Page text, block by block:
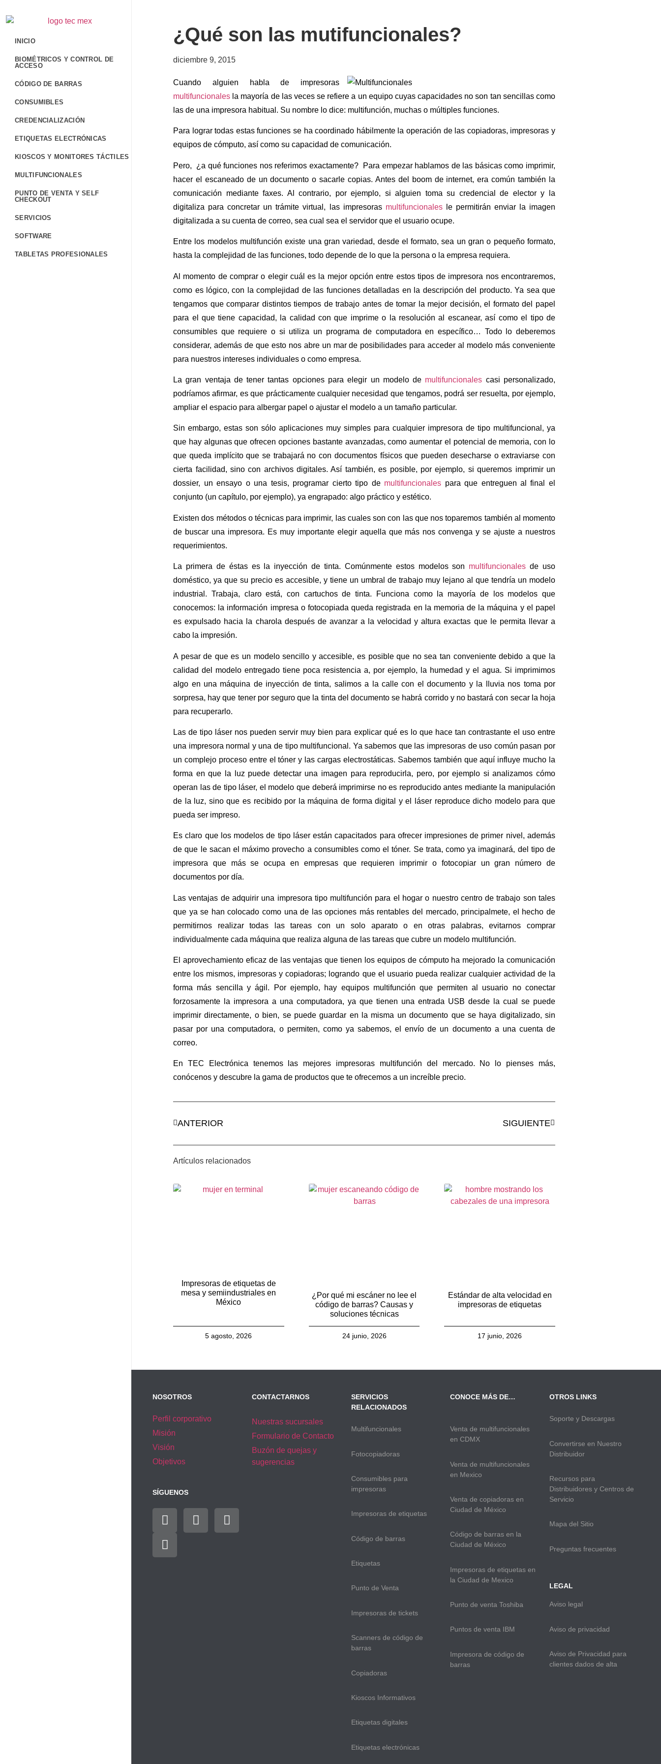
INICIO
BIOMÉTRICOS Y CONTROL DE
ACCESO
CÓDIGO DE BARRAS
CONSUMIBLES
CREDENCIALIZACIÓN
ETIQUETAS ELECTRÓNICAS
KIOSCOS Y MONITORES TÁCTILES
MULTIFUNCIONALES
PUNTO DE VENTA Y SELF
CHECKOUT
SERVICIOS
SOFTWARE
TABLETAS PROFESIONALES
¿Qué son las mutifuncionales?
diciembre 9, 2015
Cuando alguien habla de impresoras
multifuncionales la mayoría de las veces se refiere a un equipo cuyas capacidades no son tan sencillas como
las de una impresora habitual. Su nombre lo dice: multifunción, muchas o múltiples funciones.
Para lograr todas estas funciones se ha coordinado hábilmente la operación de las copiadoras, impresoras y
equipos de cómputo, así como su capacidad de comunicación.
Pero, ¿a qué funciones nos referimos exactamente? Para empezar hablamos de las básicas como imprimir,
hacer el escaneado de un documento o sacarle copias. Antes del boom de internet, era común también la
comunicación mediante faxes. Al contrario, por ejemplo, si alguien toma su credencial de elector y la
digitaliza para concretar un trámite virtual, las impresoras multifuncionalesle permitirán enviar la imagen
digitalizada a su cuenta de correo, sea cual sea el servidor que el usuario ocupe.
Entre los modelos multifunción existe una gran variedad, desde el formato, sea un gran o pequeño formato,
hasta la complejidad de las funciones, todo depende de lo que la persona o la empresa requiera.
Al momento de comprar o elegir cuál es la mejor opción entre estos tipos de impresora nos encontraremos,
como es lógico, con la complejidad de las funciones detalladas en la descripción del producto. Ya sea que
tengamos que comparar distintos tiempos de trabajo antes de tomar la mejor decisión, el formato del papel
para el que tiene capacidad, la calidad con que imprime o la resolución al escanear, así como el tipo de
consumibles que requiere o si utiliza un programa de computadora en específico… Todo lo deberemos
considerar, además de que esto nos abre un mar de posibilidades para acceder al modelo más conveniente
para nuestros intereses individuales o como empresa.
La gran ventaja de tener tantas opciones para elegir un modelo de multifuncionales casi personalizado,
podríamos afirmar, es que prácticamente cualquier necesidad que tengamos, podrá ser resuelta, por ejemplo,
ampliar el espacio para albergar papel o ajustar el modelo a un tamaño particular.
Sin embargo, estas son sólo aplicaciones muy simples para cualquier impresora de tipo multifuncional, ya
que hay algunas que ofrecen opciones bastante avanzadas, como aumentar el potencial de memoria, con lo
que queda implícito que se trabajará no con documentos físicos que pueden desecharse o extraviarse con
cierta facilidad, sino con archivos digitales. Así también, es posible, por ejemplo, si queremos imprimir un
dossier, un ensayo o una tesis, programar cierto tipo de multifuncionales para que entreguen al final el
conjunto (un capítulo, por ejemplo), ya engrapado: algo práctico y estético.
Existen dos métodos o técnicas para imprimir, las cuales son con las que nos toparemos también al momento
de buscar una impresora. Es muy importante elegir aquella que más nos convenga y se ajuste a nuestros
requerimientos.
La primera de éstas es la inyección de tinta. Comúnmente estos modelos son multifuncionales de uso
doméstico, ya que su precio es accesible, y tiene un umbral de trabajo muy lejano al que tendría un modelo
industrial. Trabaja, claro está, con cartuchos de tinta. Funciona como la mayoría de los modelos que
conocemos: la información impresa o fotocopiada queda registrada en la memoria de la máquina y el papel
es expulsado hacia la charola después de avanzar a la velocidad y altura exactas que le permita llevar a
cabo la impresión.
A pesar de que es un modelo sencillo y accesible, es posible que no sea tan conveniente debido a que la
calidad del modelo entregado tiene poca resistencia a, por ejemplo, la humedad y el agua. Si imprimimos
algo en una máquina de inyección de tinta, salimos a la calle con el documento y la lluvia nos toma por
sorpresa, hay que tener por seguro que la tinta del documento se habrá corrido y no bastará con secar la hoja
para recuperarlo.
Las de tipo láser nos pueden servir muy bien para explicar qué es lo que hace tan contrastante el uso entre
una impresora normal y una de tipo multifuncional. Ya sabemos que las impresoras de uso común pasan por
un complejo proceso entre el tóner y las cargas electrostáticas. Sabemos también que aquí influye mucho la
forma en que la luz puede detectar una imagen para reproducirla, pero, por ejemplo si analizamos cómo
operan las de tipo láser, el modelo que deberá imprimirse no es reproducido antes mediante la manipulación
de la luz, sino que es recibido por la máquina de forma digital y el láser reproduce dicho modelo para que
pueda ser impreso.
Es claro que los modelos de tipo láser están capacitados para ofrecer impresiones de primer nivel, además
de que le sacan el máximo provecho a consumibles como el tóner. Se trata, como ya imaginará, del tipo de
impresora que más se ocupa en empresas que requieren imprimir o fotocopiar un gran número de
documentos por día.
Las ventajas de adquirir una impresora tipo multifunción para el hogar o nuestro centro de trabajo son tales
que ya se han colocado como una de las opciones más rentables del mercado, principalmete, el hecho de
permitirnos realizar todas las tareas con un solo aparato o en otras palabras, evitarnos comprar
individualmente cada máquina que realiza alguna de las tareas que cubre un modelo multifunción.
El aprovechamiento eficaz de las ventajas que tienen los equipos de cómputo ha mejorado la comunicación
entre los mismos, impresoras y copiadoras; logrando que el usuario pueda realizar cualquier actividad de la
forma más sencilla y ágil. Por ejemplo, hay equipos multifunción que permiten al usuario no conectar
forzosamente la impresora a una computadora, ya que tienen una entrada USB desde la cual se puede
imprimir directamente, o bien, se puede guardar en la misma un documento que se haya digitalizado, sin
pasar por una computadora, o permiten, como ya sabemos, el envío de un documento a una cuenta de
correo.
En TEC Electrónica tenemos las mejores impresoras multifunción del mercado. No lo pienses más,
conócenos y descubre la gama de productos que te ofrecemos a un increíble precio.
ANTERIOR SIGUIENTE
Artículos relacionados
Impresoras de etiquetas de
mesa y semiindustriales en
México
5 agosto, 2026
¿Por qué mi escáner no lee el
código de barras? Causas y
soluciones técnicas
24 junio, 2026
Estándar de alta velocidad en
impresoras de etiquetas
17 junio, 2026
NOSOTROS
Perfil corporativo
Misión
Visión
Objetivos
SÍGUENOS
CONTACTARNOS
Nuestras sucursales
Formulario de Contacto
Buzón de quejas y
sugerencias
SERVICIOS
RELACIONADOS
Multifuncionales
Fotocopiadoras
Consumibles para
impresoras
Impresoras de etiquetas
Código de barras
Etiquetas
Punto de Venta
Impresoras de tickets
Scanners de código de
barras
Copiadoras
Kioscos Informativos
Etiquetas digitales
Etiquetas electrónicas
CONOCE MÁS DE…
Venta de multifuncionales
en CDMX
Venta de multifuncionales
en Mexico
Venta de copiadoras en
Ciudad de México
Código de barras en la
Ciudad de México
Impresoras de etiquetas en
la Ciudad de Mexico
Punto de venta Toshiba
Puntos de venta IBM
Impresora de código de
barras
OTROS LINKS
Soporte y Descargas
Convertirse en Nuestro
Distribuidor
Recursos para
Distribuidores y Centros de
Servicio
Mapa del Sitio
Preguntas frecuentes
LEGAL
Aviso legal
Aviso de privacidad
Aviso de Privacidad para
clientes dados de alta